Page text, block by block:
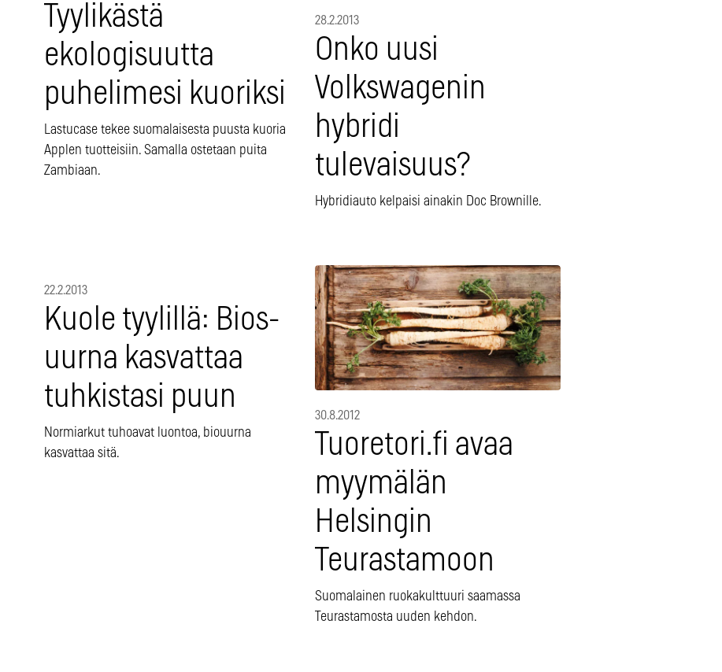
Tyylikästä
ekologisuutta
puhelimesi kuoriksi
Lastucase tekee suomalaisesta puusta kuoria
Applen tuotteisiin. Samalla ostetaan puita
Zambiaan.
28.2.2013
Onko uusi
Volkswagenin
hybridi
tulevaisuus?
Hybridiauto kelpaisi ainakin Doc Brownille.
22.2.2013
Kuole tyylillä: Bios-
uurna kasvattaa
tuhkistasi puun
Normiarkut tuhoavat luontoa, biouurna
kasvattaa sitä.
30.8.2012
Tuoretori.fi avaa
myymälän
Helsingin
Teurastamoon
Suomalainen ruokakulttuuri saamassa
Teurastamosta uuden kehdon.